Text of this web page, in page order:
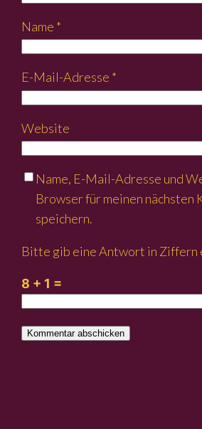
Name *
E-Mail-Adresse *
Website
Name, E-Mail-Adresse und
Browser für meinen nächsten
speichern.
Bitte gib eine Antwort in Ziffern
8 + 1 =